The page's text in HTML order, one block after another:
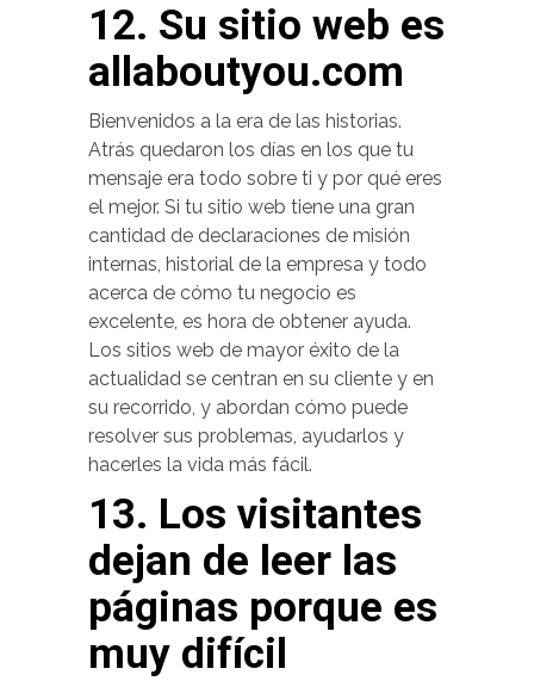
12. Su sitio web es
allaboutyou.com
Bienvenidos a la era de las historias.
Atrás quedaron los días en los que tu
mensaje era todo sobre ti y por qué eres
el mejor. Si tu sitio web tiene una gran
cantidad de declaraciones de misión
internas, historial de la empresa y todo
acerca de cómo tu negocio es
excelente, es hora de obtener ayuda.
Los sitios web de mayor éxito de la
actualidad se centran en su cliente y en
su recorrido, y abordan cómo puede
resolver sus problemas, ayudarlos y
hacerles la vida más fácil.
13. Los visitantes
dejan de leer las
páginas porque es
muy difícil